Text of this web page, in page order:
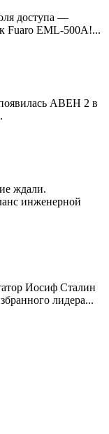
доступа —
Fuaro EML-500A!...
АВЕН 2 в
ждали.
инженерной
Иосиф Сталин
лидера...